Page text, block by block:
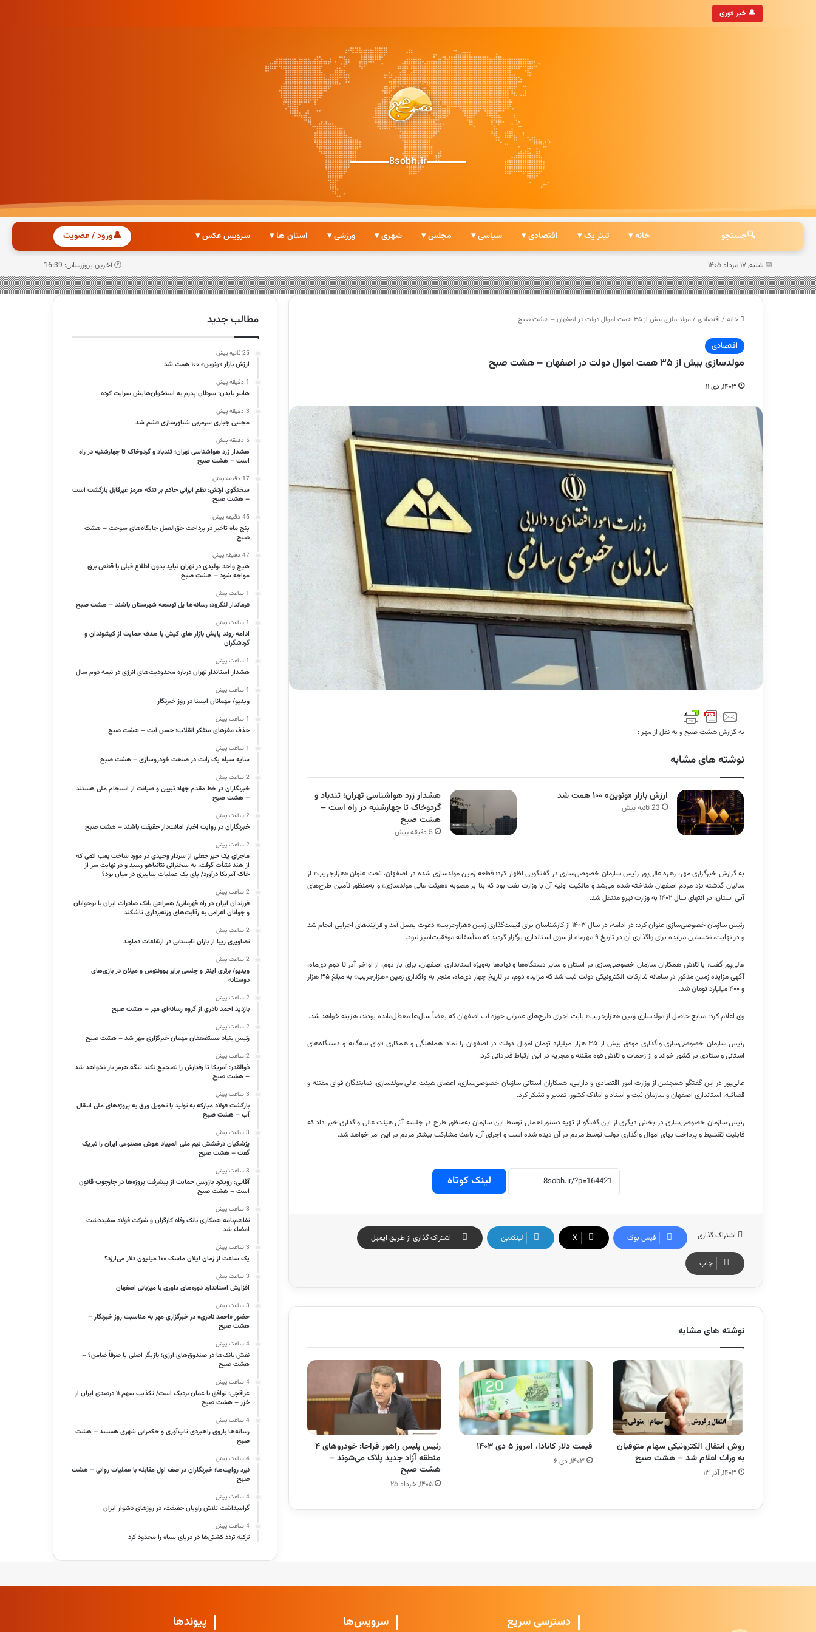
🔔 خبر فوریخبرگزاری ایرانی
8sobh.ir
🔍جستجو خانه ▾ تیتر یک ▾ اقتصادی ▾ سیاسی ▾ مجلس ▾ شهری ▾ ورزشی ▾ استان ها ▾ سرویس عکس ▾ 👤ورود / عضویت
📅 شنبه, ۱۷ مرداد ۱۴۰۵ 🕐 آخرین بروزرسانی: 16:39
خانه / اقتصادی /مولدسازی بیش از ۳۵ همت اموال دولت در اصفهان – هشت صبح
اقتصادی
مولدسازی بیش از ۳۵ همت اموال دولت در اصفهان – هشت صبح
۱۴۰۳, دی ۱۱
به گزارش هشت صبح و به نقل از مهر :
نوشته های مشابه
ارزش بازار «ونوین» ۱۰۰ همت شد
23 ثانیه پیش
هشدار زرد هواشناسی تهران؛ تندباد و
گردوخاک تا چهارشنبه در راه است –
هشت صبح
5 دقیقه پیش
به گزارش خبرگزاری مهر، زهره عالی‌پور رئیس سازمان خصوصی‌سازی در گفتگویی اظهار کرد: قطعه زمین مولدسازی شده در اصفهان، تحت عنوان «هزارجریب» از
سالیان گذشته نزد مردم اصفهان شناخته شده می‌شد و مالکیت اولیه آن با وزارت نفت بود که بنا بر مصوبه «هیئت عالی مولدسازی» و به‌منظور تأمین طرح‌های
آبی استان، در انتهای سال ۱۴۰۲ به وزارت نیرو منتقل شد.
رئیس سازمان خصوصی‌سازی عنوان کرد: در ادامه، در سال ۱۴۰۳ از کارشناسان برای قیمت‌گذاری زمین «هزارجریب» دعوت بعملآمد و فرایندهای اجرایی انجام شد
و در نهایت، نخستین مزایده برای واگذاری آن در تاریخ ۹ مهرماه از سوی استانداری برگزار گردید که متأسفانه موفقیت‌آمیز نبود.
عالی‌پور گفت: با تلاش همکاران سازمان خصوصی‌سازی در استان و سایر دستگاه‌ها و نهادها به‌ویژه استانداری اصفهان، برای بار دوم، از اواخر آذر تا دوم دی‌ماه،
آگهی مزایده زمین مذکور در سامانه تدارکات الکترونیکی دولت ثبت شد که مزایده دوم، در تاریخ چهار دی‌ماه، منجر به واگذاری زمین «هزارجریب» به مبلغ ۳۵ هزار
و ۴۰۰ میلیارد تومان شد.
وی اعلام کرد: منابع حاصل از مولدسازی زمین «هزارجریب» بابت اجرای طرح‌های عمرانی حوزه آب اصفهان که بعضاً سال‌ها معطل‌مانده بودند، هزینه خواهد شد.
رئیس سازمان خصوصی‌سازی واگذاری موفق بیش از ۳۵ هزار میلیارد تومان اموال دولت در اصفهان را نماد هماهنگی و همکاری قوای سه‌گانه و دستگاه‌های
استانی و ستادی در کشور خواند و از زحمات و تلاش قوه مقننه و مجریه در این ارتباط قدردانی کرد.
عالی‌پور در این گفتگو همچنین از وزارت امور اقتصادی و دارایی، همکاران استانی سازمان خصوصی‌سازی، اعضای هیئت عالی مولدسازی، نمایندگان قوای مقننه و
قضائیه، استانداری اصفهان و سازمان ثبت و اسناد و املاک کشور، تقدیر و تشکر کرد.
رئیس سازمان خصوصی‌سازی در بخش دیگری از این گفتگو از تهیه دستورالعملی توسط این سازمان به‌منظور طرح در جلسه آتی هیئت عالی واگذاری خبر داد که
قابلیت تقسیط و پرداخت بهای اموال واگذاری دولت توسط مردم در آن دیده شده است و اجرای آن، باعث مشارکت بیشتر مردم در این امر خواهد شد.
لینک کوتاه
اشتراک گذاری فیس بوک X لینکدین اشتراک گذاری از طریق ایمیل
چاپ
نوشته های مشابه
روش انتقال الکترونیکی سهام متوفیان
به وراث اعلام شد – هشت صبح
۱۴۰۳, آذر ۱۳
قیمت دلار کانادا، امروز ۵ دی ۱۴۰۳
۱۴۰۳, دی ۶
رئیس پلیس راهور فراجا: خودروهای ۴
منطقه آزاد جدید پلاک می‌شوند –
هشت صبح
۱۴۰۵, خرداد ۲۵
مطالب جدید
25 ثانیه پیش
ارزش بازار «ونوین» ۱۰۰ همت شد
1 دقیقه پیش
هانتر بایدن: سرطان پدرم به استخوان‌هایش سرایت کرده
3 دقیقه پیش
مجتبی جباری سرمربی شناورسازی قشم شد
5 دقیقه پیش
هشدار زرد هواشناسی تهران؛ تندباد و گردوخاک تا چهارشنبه در راه
است – هشت صبح
17 دقیقه پیش
سخنگوی ارتش: نظم ایرانی حاکم بر تنگه هرمز غیرقابل بازگشت است
– هشت صبح
45 دقیقه پیش
پنج ماه تاخیر در پرداخت حق‌العمل جایگاه‌های سوخت – هشت
صبح
47 دقیقه پیش
هیچ واحد تولیدی در تهران نباید بدون اطلاع قبلی با قطعی برق
مواجه شود – هشت صبح
1 ساعت پیش
فرماندار لنگرود: رسانه‌ها پل توسعه شهرستان باشند – هشت صبح
1 ساعت پیش
ادامه روند پایش بازار های کیش با هدف حمایت از کیشوندان و
گردشگران
1 ساعت پیش
هشدار استاندار تهران درباره محدودیت‌های انرژی در نیمه دوم سال
1 ساعت پیش
ویدیو/ مهمانان ایسنا در روز خبرنگار
1 ساعت پیش
حذف مغزهای متفکر انقلاب؛ حسن آیت – هشت صبح
1 ساعت پیش
سایه سیاه یک رانت در صنعت خودروسازی – هشت صبح
2 ساعت پیش
خبرنگاران در خط مقدم جهاد تبیین و صیانت از انسجام ملی هستند
– هشت صبح
2 ساعت پیش
خبرنگاران در روایت اخبار امانت‌دار حقیقت باشند – هشت صبح
2 ساعت پیش
ماجرای یک خبر جعلی از سردار وحیدی در مورد ساخت بمب اتمی که
از هند نشأت گرفت، به سخنرانی نتانیاهو رسید و در نهایت سر از
خاک آمریکا درآورد/ پای یک عملیات سایبری در میان بود؟
2 ساعت پیش
فرزندان ایران در راه قهرمانی/ همراهی بانک صادرات ایران با نوجوانان
و جوانان اعزامی به رقابت‌های وزنه‌برداری تاشکند
2 ساعت پیش
تصاویری زیبا از باران تابستانی در ارتفاعات دماوند
2 ساعت پیش
ویدیو/ برتری اینتر و چلسی برابر یوونتوس و میلان در بازی‌های
دوستانه
2 ساعت پیش
بازدید احمد نادری از گروه رسانه‌ای مهر – هشت صبح
2 ساعت پیش
رئیس بنیاد مستضعفان مهمان خبرگزاری مهر شد – هشت صبح
2 ساعت پیش
ذوالقدر: آمریکا تا رفتارش را تصحیح نکند تنگه هرمز باز نخواهد شد
– هشت صبح
3 ساعت پیش
بازگشت فولاد مبارکه به تولید با تحویل ورق به پروژه‌های ملی انتقال
آب – هشت صبح
3 ساعت پیش
پزشکیان درخشش تیم ملی المپیاد هوش مصنوعی ایران را تبریک
گفت – هشت صبح
3 ساعت پیش
آقایی: رویکرد بازرسی حمایت از پیشرفت پروژه‌ها در چارچوب قانون
است – هشت صبح
3 ساعت پیش
تفاهم‌نامه همکاری بانک رفاه کارگران و شرکت فولاد سفیددشت
امضاء شد
3 ساعت پیش
یک ساعت از زمان ایلان ماسک ۱۰۰ میلیون دلار می‌ارزد؟
3 ساعت پیش
افزایش استاندارد دوره‌های داوری با میزبانی اصفهان
3 ساعت پیش
حضور «احمد نادری» در خبرگزاری مهر به مناسبت روز خبرنگار –
هشت صبح
4 ساعت پیش
نقش بانک‌ها در صندوق‌های ارزی؛ بازیگر اصلی یا صرفاً ضامن؟ –
هشت صبح
4 ساعت پیش
عراقچی: توافق با عمان نزدیک است/ تکذیب سهم ۱۱ درصدی ایران از
خزر – هشت صبح
4 ساعت پیش
رسانه‌ها بازوی راهبردی تاب‌آوری و حکمرانی شهری هستند – هشت
صبح
4 ساعت پیش
نبرد روایت‌ها؛ خبرنگاران در صف اول مقابله با عملیات روانی – هشت
صبح
4 ساعت پیش
گرامیداشت تلاش راویان حقیقت، در روزهای دشوار ایران
4 ساعت پیش
ترکیه تردد کشتی‌ها در دریای سیاه را محدود کرد
دسترسی سریع سرویس‌ها پیوندها